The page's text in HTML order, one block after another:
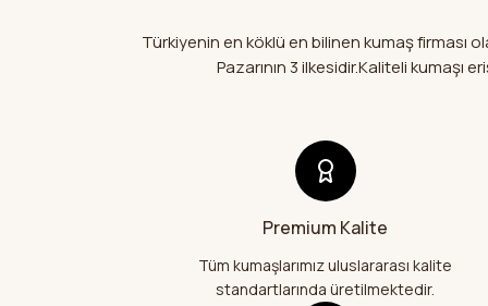
Türkiyenin en köklü en bilinen kumaş firması
Pazarının 3 ilkesidir.Kaliteli
Premium Kalite
Tüm kumaşlarımız uluslararası kalite
standartlarında üretilmektedir.